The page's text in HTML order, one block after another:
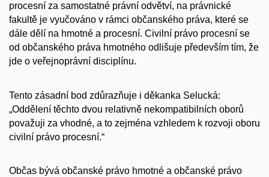
procesní za samostatné právní odvětví, na právnické
fakultě je vyučováno v rámci občanského práva, které se
dále dělí na hmotné a procesní. Civilní právo procesní se
od občanského práva hmotného odlišuje především tím, že
jde o veřejnoprávní disciplínu.
Tento zásadní bod zdůrazňuje i děkanka Selucká:
„Oddělení těchto dvou relativně nekompatibilních oborů
považuji za vhodné, a to zejména vzhledem k rozvoji oboru
civilní právo procesní.“
Občas bývá občanské právo hmotné a občanské právo